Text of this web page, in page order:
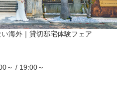
海外｜貸切邸宅体験フェア
～ / 19:00～